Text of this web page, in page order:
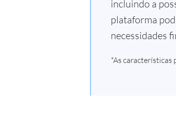
incluindo a
plataforma
necessidades
*As características